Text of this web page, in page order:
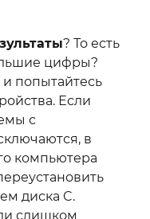
? То есть
цифры?
попытайтесь
Если
с
в
компьютера
диска C.
слишком